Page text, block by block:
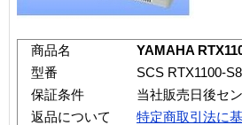
商品名
YAMAHA
型番
SCS RTX1100-
保証条件
当社販売日後セ
返品について
特定商取引法に